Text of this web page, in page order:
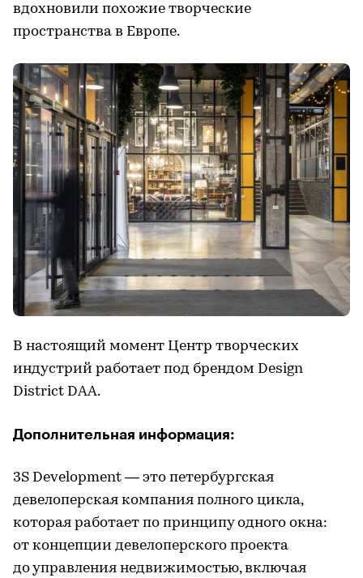
вдохновили похожие творческие
пространства в Европе.
В настоящий момент Центр творческих
индустрий работает под брендом Design
District DAA.
Дополнительная информация:
3S Development — это петербургская
девелоперская компания полного цикла,
которая работает по принципу одного окна:
от концепции девелоперского проекта
до управления недвижимостью, включая